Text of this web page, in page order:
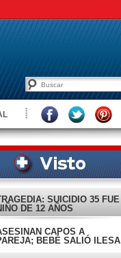
SUICIDIO 35 FUE
DE 12 AÑOS
CAPOS A
BEBÉ SALIÓ ILESA